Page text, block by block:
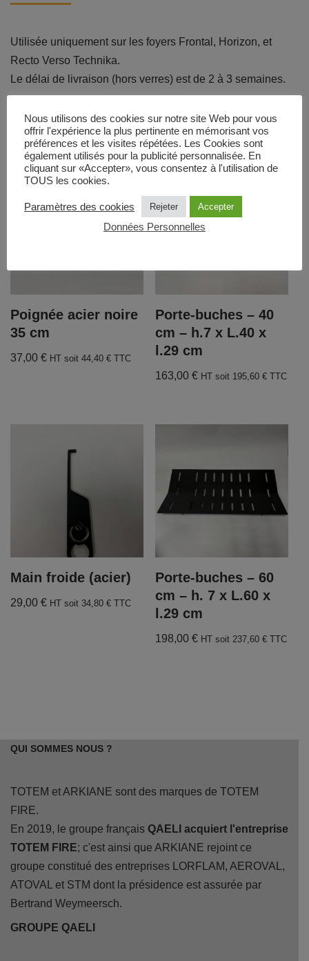
Utilisée uniquement sur les foyers Frontal, Horizon, et
Recto Verso Technika.
Le délai de livraison (hors verres) est de 2 à 3 semaines.
Produits similaires
Poignée acier noire
35 cm
37,00 € HT soit 44,40 € TTC
Porte-buches – 40
cm – h.7 x L.40 x
l.29 cm
163,00 € HT soit 195,60 €TTC
Main froide (acier)
29,00 € HT soit 34,80 € TTC
Porte-buches – 60
cm – h. 7 x L.60 x
l.29 cm
198,00 € HT soit 237,60 €TTC
QUI SOMMES NOUS ?
TOTEM et ARKIANE sont des marques de TOTEM
FIRE.
En 2019, le groupe français QAELI acquiert l'entreprise
TOTEM FIRE; c'est ainsi que ARKIANE rejoint ce
groupe constitué des entreprises LORFLAM, AEROVAL,
ATOVAL et STM dont la présidence est assurée par
Bertrand Weymeersch.
GROUPE QAELI
Nous utilisons des cookies sur notre site Web pour vous
offrir l'expérience la plus pertinente en mémorisant vos
préférences et les visites répétées. Les Cookies sont
également utilisés pour la publicité personnalisée. En
cliquant sur «Accepter», vous consentez à l'utilisation de
TOUS les cookies.
Paramètres des cookies Rejeter Accepter
Données Personnelles